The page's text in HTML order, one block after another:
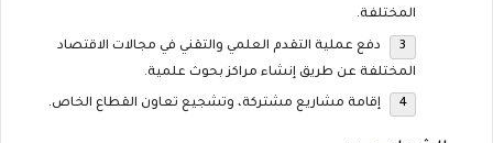
المختلفة.
دفع عملية التقدم العلمي والتقني في مجالات الاقتصاد
المختلفة عن طريق إنشاء مراكز بحوث علمية.
إقامة مشاريع مشتركة، وتشجيع تعاون القطاع الخاص.